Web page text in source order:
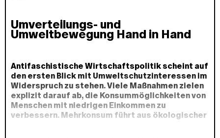
Umverteilungs- und
Umweltbewegung Hand in Hand
Antifaschistische Wirtschaftspolitik scheint auf
den ersten Blick mit Umweltschutzinteressen im
Widerspruch zu stehen. Viele Maßnahmen zielen
explizit darauf ab, die Konsummöglichkeiten von
Menschen mit niedrigen Einkommen zu
verbessern. Mehrkonsum führt aus ökologischer